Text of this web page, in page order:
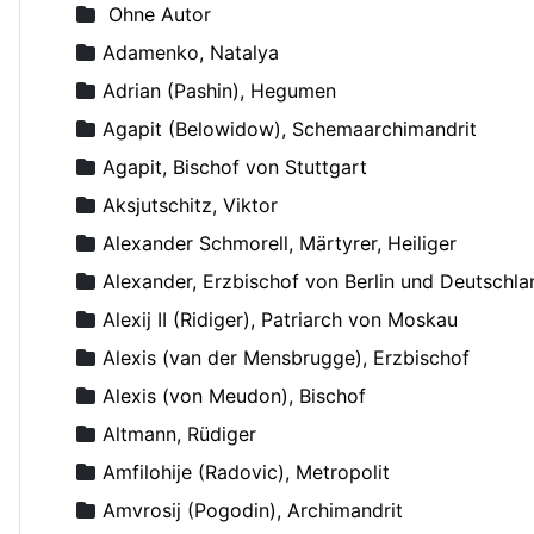
Ohne Autor
Adamenko, Natalya
Adrian (Pashin), Hegumen
Agapit (Belowidow), Schemaarchimandrit
Agapit, Bischof von Stuttgart
Aksjutschitz, Viktor
Alexander Schmorell, Märtyrer, Heiliger
Alexander, Erzbischof von Berlin und
Alexij II (Ridiger), Patriarch von Moskau
Alexis (van der Mensbrugge), Erzbischof
Alexis (von Meudon), Bischof
Altmann, Rüdiger
Amfilohije (Radovic), Metropolit
Amvrosij (Pogodin), Archimandrit